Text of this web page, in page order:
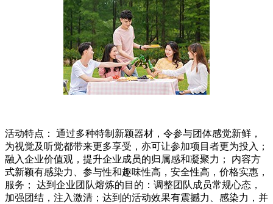
活动特点： 通过多种特制新颖器材，令参与团体感觉新鲜，
为视觉及听觉都带来更多享受，亦可让参加项目者更为投入；
融入企业价值观，提升企业成员的归属感和凝聚力； 内容方
式新颖有感染力、参与性和趣味性高，安全性高，价格实惠，
服务； 达到企业团队熔炼的目的：调整团队成员常规心态，
加强团结，注入激清；达到的活动效果有震撼力、感染力，并